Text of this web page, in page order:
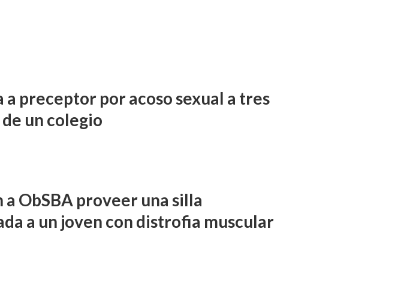
a preceptor por acoso sexual a tres
un colegio
a ObSBA proveer una silla
a un joven con distrofia muscular